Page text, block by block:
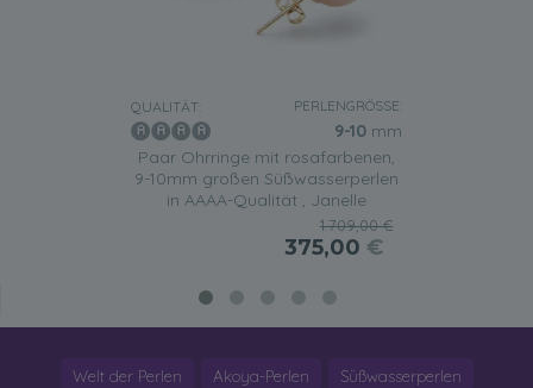
QUALITÄT: PERLENGRÖSSE:
9-10 mm
Paar Ohrringe mit rosafarbenen,
9-10mm großen Süßwasserperlen
in AAAA-Qualität , Janelle
1.709,00 €
375,00 €
Welt der Perlen Akoya-Perlen Süßwasserperlen